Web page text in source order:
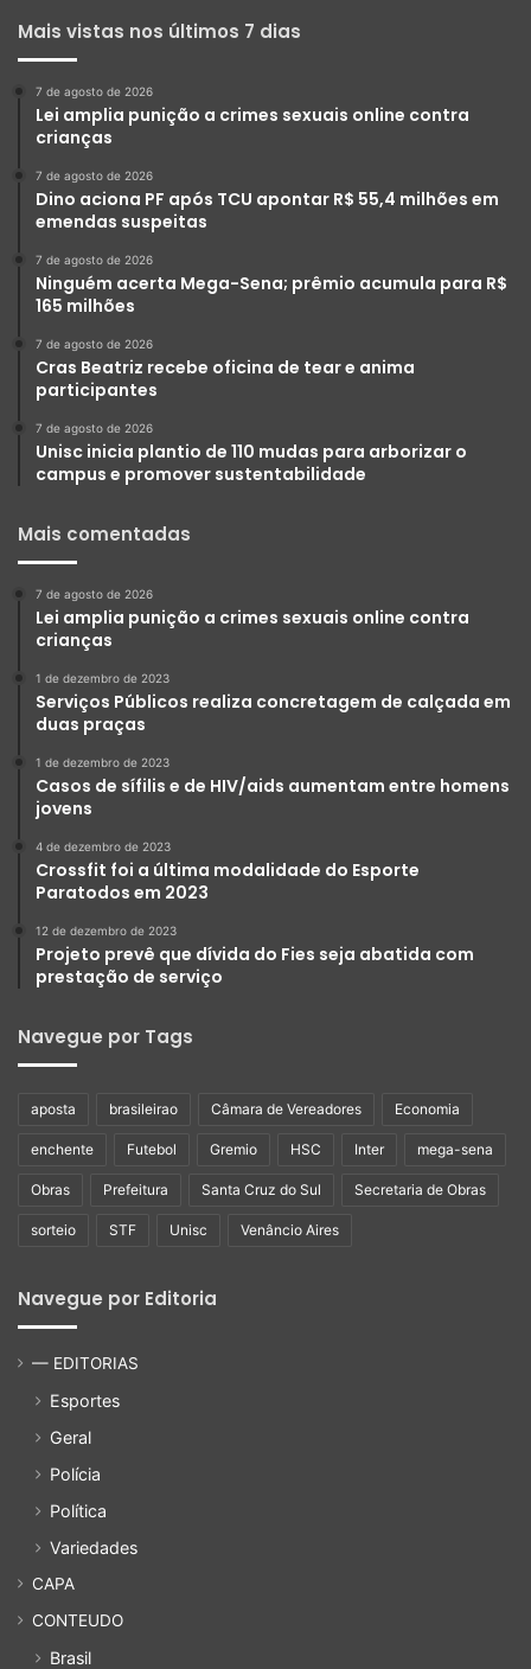
Mais vistas nos últimos 7 dias
7 de agosto de 2026
Lei amplia punição a crimes sexuais online contra
crianças
7 de agosto de 2026
Dino aciona PF após TCU apontar R$ 55,4 milhões em
emendas suspeitas
7 de agosto de 2026
Ninguém acerta Mega-Sena; prêmio acumula para R$
165 milhões
7 de agosto de 2026
Cras Beatriz recebe oficina de tear e anima
participantes
7 de agosto de 2026
Unisc inicia plantio de 110 mudas para arborizar o
campus e promover sustentabilidade
Mais comentadas
7 de agosto de 2026
Lei amplia punição a crimes sexuais online contra
crianças
1 de dezembro de 2023
Serviços Públicos realiza concretagem de calçada em
duas praças
1 de dezembro de 2023
Casos de sífilis e de HIV/aids aumentam entre homens
jovens
4 de dezembro de 2023
Crossfit foi a última modalidade do Esporte
Paratodos em 2023
12 de dezembro de 2023
Projeto prevê que dívida do Fies seja abatida com
prestação de serviço
Navegue por Tags
aposta brasileirao Câmara de Vereadores Economia
enchente Futebol Gremio HSC Inter mega-sena
Obras Prefeitura Santa Cruz do Sul Secretaria de Obras
sorteio STF Unisc Venâncio Aires
Navegue por Editoria
— EDITORIAS
Esportes
Geral
Polícia
Política
Variedades
CAPA
CONTEUDO
Brasil